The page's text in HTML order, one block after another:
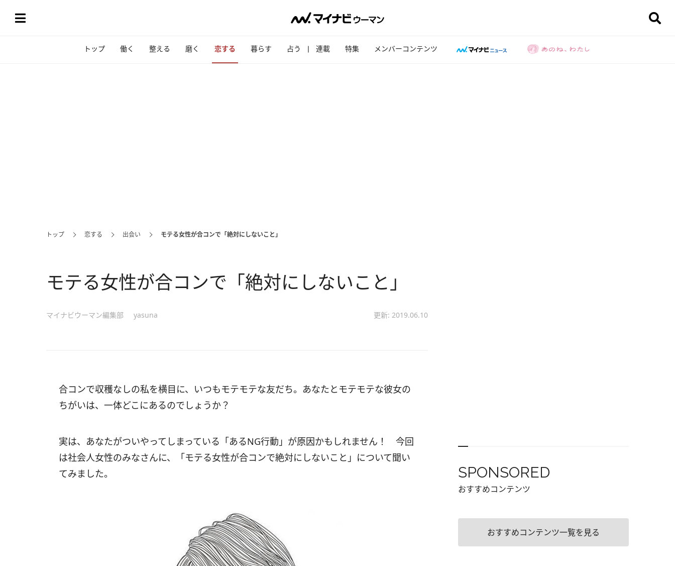
トップ 働く 整える 磨く 恋する 暮らす 占う 連載 特集 メンバーコンテンツ
トップ 恋する 出会い モテる女性が合コンで「絶対にしないこと」
モテる女性が合コンで「絶対にしないこと」
マイナビウーマン編集部 yasuna 更新: 2019.06.10
合コンで収穫なしの私を横目に、いつもモテモテな友だち。あなたとモテモテな彼女の
ちがいは、一体どこにあるのでしょうか？
実は、あなたがついやってしまっている「あるNG行動」が原因かもしれません！ 今回
は社会人女性のみなさんに、「モテる女性が合コンで絶対にしないこと」について聞い
てみました。
SPONSORED
おすすめコンテンツ
おすすめコンテンツ一覧を見る